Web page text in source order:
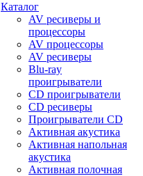
Каталог
AV ресиверы и
процессоры
AV процессоры
AV ресиверы
Blu-ray
проигрыватели
CD проигрыватели
CD ресиверы
Проигрыватели CD
Активная акустика
Активная напольная
акустика
Активная полочная